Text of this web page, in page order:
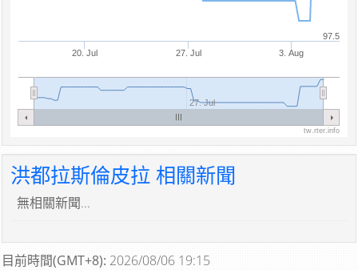
20. Jul 27. Jul 3. Aug
27. Jul
97.5
tw.rter.info
洪都拉斯倫皮拉 相關新聞
無相關新聞...
目前時間(GMT+8): 2026/08/06 19:15